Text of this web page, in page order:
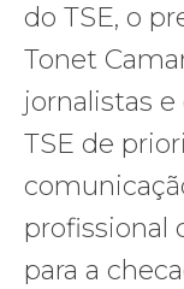
do TSE, o
Tonet
jornalistas
TSE de
profissional
para a